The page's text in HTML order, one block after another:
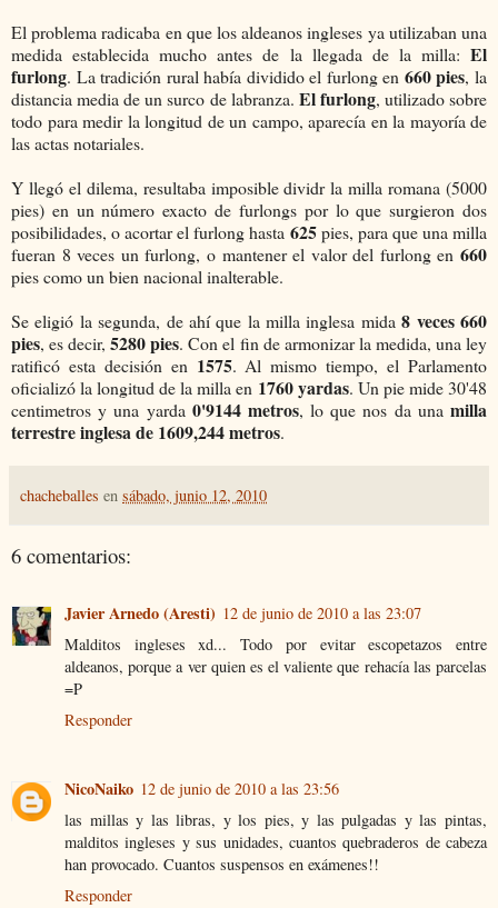
El problema radicaba en que los aldeanos ingleses ya utilizaban una
medida establecida mucho antes de la llegada de la milla: El
furlong. La tradición rural había dividido el furlong en 660 pies, la
distancia media de un surco de labranza. El furlong, utilizado sobre
todo para medir la longitud de un campo, aparecía en la mayoría de
las actas notariales.
Y llegó el dilema, resultaba imposible dividr la milla romana (5000
pies) en un número exacto de furlongs por lo que surgieron dos
posibilidades, o acortar el furlong hasta 625pies, para que una milla
fueran 8 veces un furlong, o mantener el valor del furlong en 660
pies como un bien nacional inalterable.
Se eligió la segunda, de ahí que la milla inglesa mida8 veces 660
pies, es decir,5280 pies. Con el fin de armonizar la medida, una ley
ratificó esta decisión en 1575. Al mismo tiempo, el Parlamento
oficializó la longitud de la milla en 1760 yardas. Un pie mide 30'48
centimetros y una yarda0'9144 metros, lo que nos da unamilla
terrestre inglesa de 1609,244 metros.
chacheballes en sábado, junio 12, 2010
6 comentarios:
Javier Arnedo (Aresti) 12 de junio de 2010 a las 23:07
Malditos ingleses xd... Todo por evitar escopetazos entre
aldeanos, porque a ver quien es el valiente que rehacía las parcelas
=P
Responder
NicoNaiko 12 de junio de 2010 a las 23:56
las millas y las libras, y los pies, y las pulgadas y las pintas,
malditos ingleses y sus unidades, cuantos quebraderos de cabeza
han provocado. Cuantos suspensos en exámenes!!
Responder